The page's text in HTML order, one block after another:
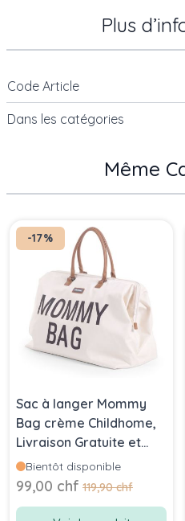
Plus
Code Article
Dans les catégories
Même
-17%
Sac à langer Mommy
Bag crème Childhome,
Livraison Gratuite et
Rapide , Shop Suisse
Bientôt disponible
Prix Spécial
99,00 chf Prix normal
119,90 chf